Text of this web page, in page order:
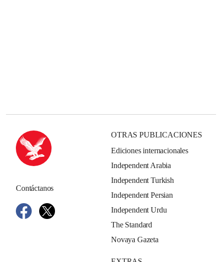
Contáctanos
OTRAS PUBLICACIONES
Ediciones internacionales
Independent Arabia
Independent Turkish
Independent Persian
Independent Urdu
The Standard
Novaya Gazeta